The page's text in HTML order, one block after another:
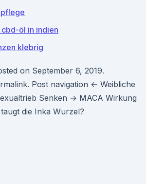
öl in indien
klebrig
on September 6, 2019.
Post navigation ← Weibliche
Senken → MACA Wirkung
die Inka Wurzel?